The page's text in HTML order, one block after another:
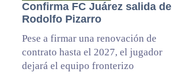
Confirma FC Juárez salida de
Rodolfo Pizarro
Pese a firmar una renovación de
contrato hasta el 2027, el jugador
dejará el equipo fronterizo